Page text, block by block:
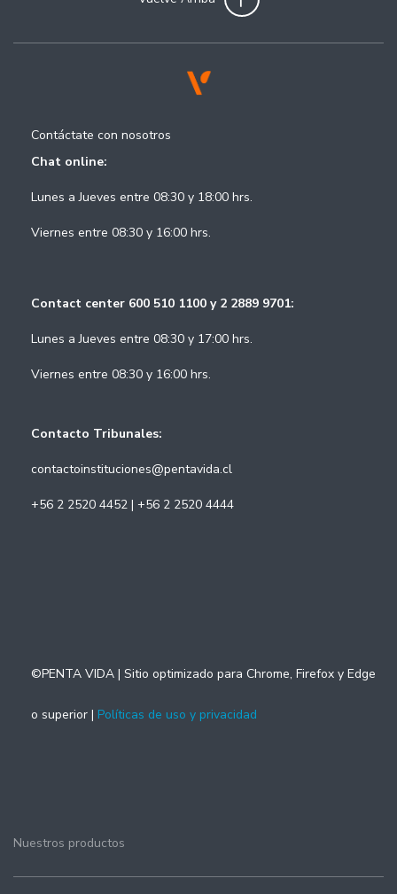
Contáctate con nosotros
Chat online:
Lunes a Jueves entre 08:30 y 18:00 hrs.
Viernes entre 08:30 y 16:00 hrs.
Contact center 600 510 1100 y 2 2889 9701:
Lunes a Jueves entre 08:30 y 17:00 hrs.
Viernes entre 08:30 y 16:00 hrs.
Contacto Tribunales:
contactoinstituciones@pentavida.cl
+56 2 2520 4452 | +56 2 2520 4444
©PENTA VIDA | Sitio optimizado para Chrome, Firefox y Edge
o superior | Políticas de uso y privacidad
Nuestros productos